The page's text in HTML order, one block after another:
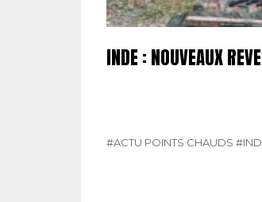
INDE : NOUVEAUX
#ACTU POINTS CHAUDS